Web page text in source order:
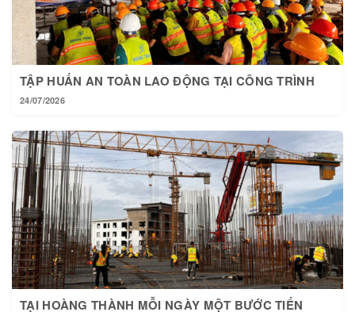
TẬP HUẤN AN TOÀN LAO ĐỘNG TẠI CÔNG TRÌNH
24/07/2026
TẠI HOÀNG THÀNH MỖI NGÀY MỘT BƯỚC TIẾN
24/07/2026